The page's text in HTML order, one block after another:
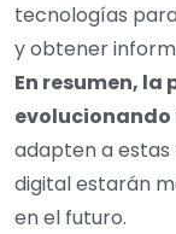
tecnologías
y obtener
En resumen,
adapten a estas
digital estarán
en el futuro.